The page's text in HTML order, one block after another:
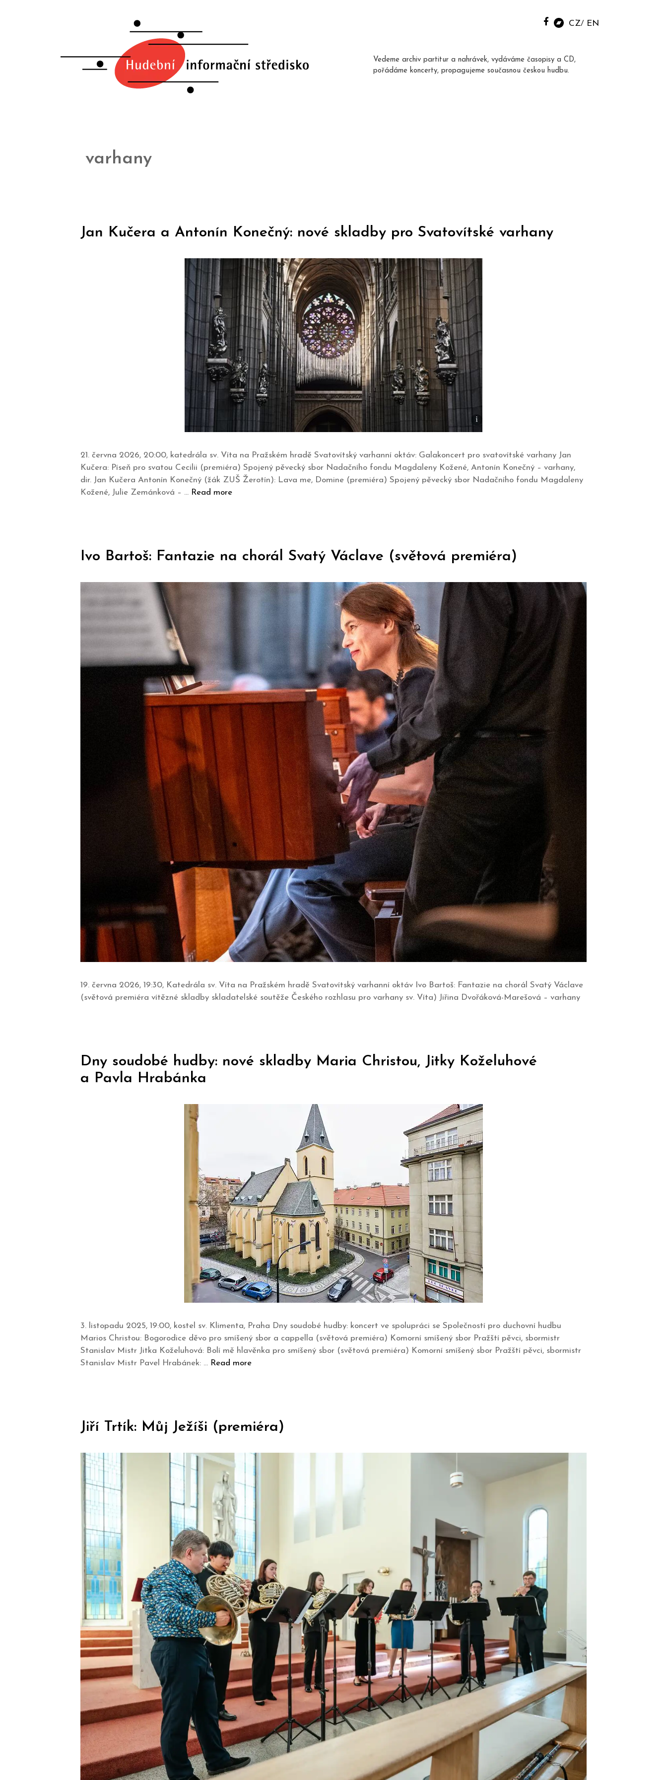
CZ EN
Vedeme archiv partitur a nahrávek, vydáváme časopisy a CD,
pořádáme koncerty, propagujeme současnou českou hudbu.
varhany
Jan Kučera a Antonín Konečný: nové skladby pro Svatovítské varhany
21. června 2026, 20:00, katedrála sv. Víta na Pražském hradě Svatovítský varhanní oktáv: Galakoncert pro svatovítské varhany Jan
Kučera: Píseň pro svatou Cecilii (premiéra) Spojený pěvecký sbor Nadačního fondu Magdaleny Kožené, Antonín Konečný – varhany,
dir. Jan Kučera Antonín Konečný (žák ZUŠ Žerotín): Lava me, Domine (premiéra) Spojený pěvecký sbor Nadačního fondu Magdaleny
Kožené, Julie Zemánková – … Read more
Ivo Bartoš: Fantazie na chorál Svatý Václave (světová premiéra)
19. června 2026, 19:30, Katedrála sv. Víta na Pražském hradě Svatovítský varhanní oktáv Ivo Bartoš: Fantazie na chorál Svatý Václave
(světová premiéra vítězné skladby skladatelské soutěže Českého rozhlasu pro varhany sv. Víta) Jiřina Dvořáková-Marešová –⁠⁠⁠⁠⁠⁠ varhany
Dny soudobé hudby: nové skladby Maria Christou, Jitky Koželuhové
a Pavla Hrabánka
3. listopadu 2025, 19:00, kostel sv. Klimenta, Praha Dny soudobé hudby: koncert ve spolupráci se Společností pro duchovní hudbu
Marios Christou: Bogorodice děvo pro smíšený sbor a cappella (světová premiéra) Komorní smíšený sbor Pražští pěvci, sbormistr
Stanislav Mistr Jitka Koželuhová: Bolí mě hlavěnka pro smíšený sbor (světová premiéra) Komorní smíšený sbor Pražští pěvci, sbormistr
Stanislav Mistr Pavel Hrabánek: … Read more
Jiří Trtík: Můj Ježíši (premiéra)